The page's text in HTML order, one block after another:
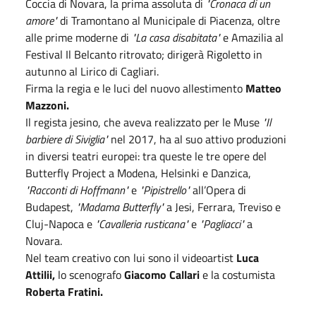
amore"di Tramontano al Municipale di Piacenza, oltre
alle prime moderne di "La casa disabitata"e Amazilia al
Festival Il Belcanto ritrovato; dirigerà Rigoletto in
autunno al Lirico di Cagliari.
Firma la regia e le luci del nuovo allestimento Matteo
Mazzoni.
Il regista jesino, che aveva realizzato per le Muse "Il
barbiere di Siviglia"nel 2017, ha al suo attivo produzioni
in diversi teatri europei: tra queste le tre opere del
Butterfly Project a Modena, Helsinki e Danzica,
"Racconti di Hoffmann"e "Pipistrello"all’Opera di
Budapest, "Madama Butterfly"a Jesi, Ferrara, Treviso e
Cluj-Napoca e "Cavalleria rusticana"e "Pagliacci"a
Novara.
Nel team creativo con lui sono il videoartist Luca
Attilii, lo scenografoGiacomo Callarie la costumista
Roberta Fratini.